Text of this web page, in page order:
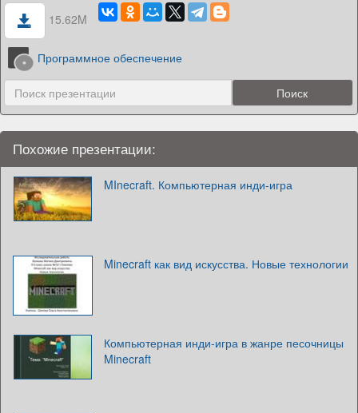
15.62M
Программное обеспечение
Похожие презентации:
MInecraft. Компьютерная инди-игра
Minecraft как вид искусства. Новые технологии
Компьютерная инди-игра в жанре песочницы
Minecraft